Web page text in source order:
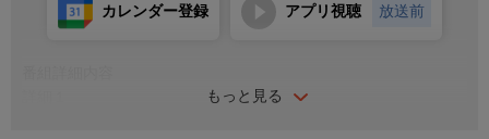
もっと見る
カレンダー登録 アプリ視聴 放送前